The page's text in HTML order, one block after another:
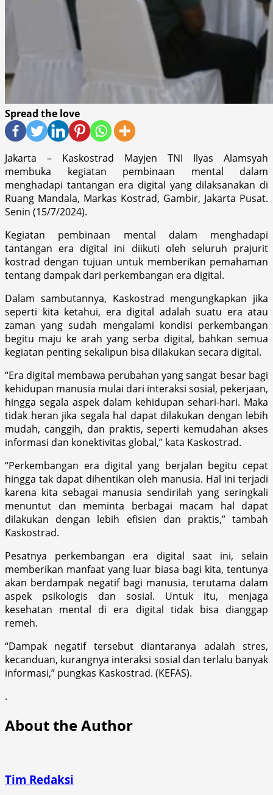
Spread the love
Jakarta – Kaskostrad Mayjen TNI Ilyas Alamsyah
membuka kegiatan pembinaan mental dalam
menghadapi tantangan era digital yang dilaksanakan di
Ruang Mandala, Markas Kostrad, Gambir, Jakarta Pusat.
Senin (15/7/2024).
Kegiatan pembinaan mental dalam menghadapi
tantangan era digital ini diikuti oleh seluruh prajurit
kostrad dengan tujuan untuk memberikan pemahaman
tentang dampak dari perkembangan era digital.
Dalam sambutannya, Kaskostrad mengungkapkan jika
seperti kita ketahui, era digital adalah suatu era atau
zaman yang sudah mengalami kondisi perkembangan
begitu maju ke arah yang serba digital, bahkan semua
kegiatan penting sekalipun bisa dilakukan secara digital.
“Era digital membawa perubahan yang sangat besar bagi
kehidupan manusia mulai dari interaksi sosial, pekerjaan,
hingga segala aspek dalam kehidupan sehari-hari. Maka
tidak heran jika segala hal dapat dilakukan dengan lebih
mudah, canggih, dan praktis, seperti kemudahan akses
informasi dan konektivitas global,” kata Kaskostrad.
“Perkembangan era digital yang berjalan begitu cepat
hingga tak dapat dihentikan oleh manusia. Hal ini terjadi
karena kita sebagai manusia sendirilah yang seringkali
menuntut dan meminta berbagai macam hal dapat
dilakukan dengan lebih efisien dan praktis,” tambah
Kaskostrad.
Pesatnya perkembangan era digital saat ini, selain
memberikan manfaat yang luar biasa bagi kita, tentunya
akan berdampak negatif bagi manusia, terutama dalam
aspek psikologis dan sosial. Untuk itu, menjaga
kesehatan mental di era digital tidak bisa dianggap
remeh.
“Dampak negatif tersebut diantaranya adalah stres,
kecanduan, kurangnya interaksi sosial dan terlalu banyak
informasi,” pungkas Kaskostrad. (KEFAS).
.
About the Author
Tim Redaksi